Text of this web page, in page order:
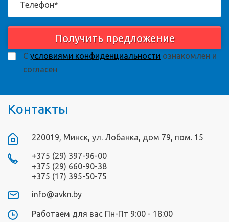
Получить предложение
С условиями конфиденциальности ознакомлен и
согласен
Контакты
220019, Минск, ул. Лобанка, дом 79, пом. 15
+375 (29) 397-96-00
+375 (29) 660-90-38
+375 (17) 395-50-75
info@avkn.by
Работаем для вас Пн-Пт 9:00 - 18:00